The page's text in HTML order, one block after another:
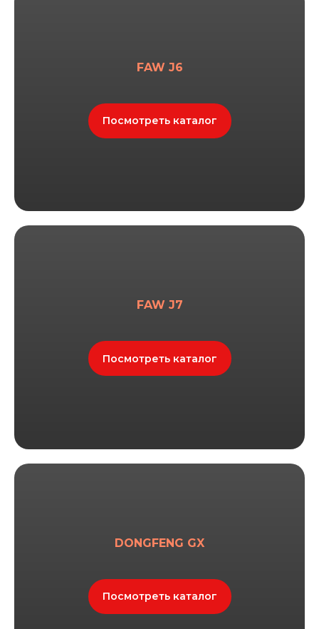
FAW J6
Посмотреть каталог
FAW J7
Посмотреть каталог
DONGFENG GX
Посмотреть каталог
Политика конфиденциальности
Оплата товаров производится
через сервис Robokassa